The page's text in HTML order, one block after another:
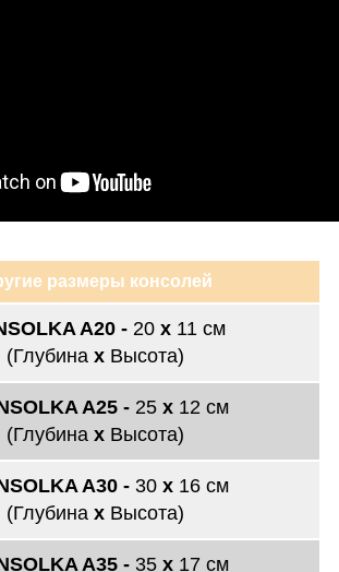
размеры консолей
A20 - 20 х 11 см
(Глубина х Высота)
A25 - 25 х 12 см
(Глубина х Высота)
A30 - 30 х 16 см
(Глубина х Высота)
A35 - 35 х 17 см